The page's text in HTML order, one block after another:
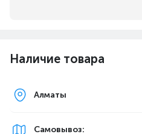
Наличие товара
Алматы
Самовывоз: